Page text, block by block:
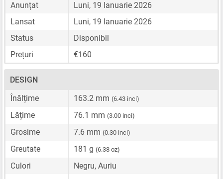
Anunțat
Luni, 19 Ianuarie 2026
Lansat
Luni, 19 Ianuarie 2026
Status
Disponibil
Prețuri
€160
DESIGN
Înălțime
163.2 mm (6.43 inci)
Lățime 76.1 mm (3.00 inci)
Grosime 7.6 mm (0.30 inci)
Greutate 181 g (6.38 oz)
Culori Negru, Auriu